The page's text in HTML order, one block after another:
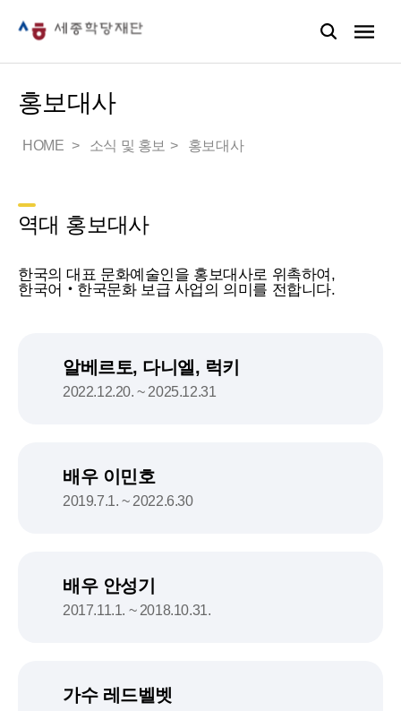
홍보대사
HOME 소식 및 홍보 홍보대사
역대 홍보대사
한국의 대표 문화예술인을 홍보대사로 위촉하여,
한국어‧한국문화 보급 사업의 의미를 전합니다.
알베르토, 다니엘, 럭키
2022.12.20. ~ 2025.12.31
배우 이민호
2019.7.1. ~ 2022.6.30
배우 안성기
2017.11.1. ~ 2018.10.31.
가수 레드벨벳